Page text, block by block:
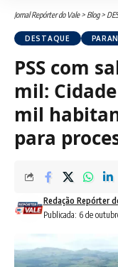
Jornal Repórter do Vale> Blog>
DESTAQUE
PSS com
mil:
mil
para
Publicada: 6 de
Redação Repórter